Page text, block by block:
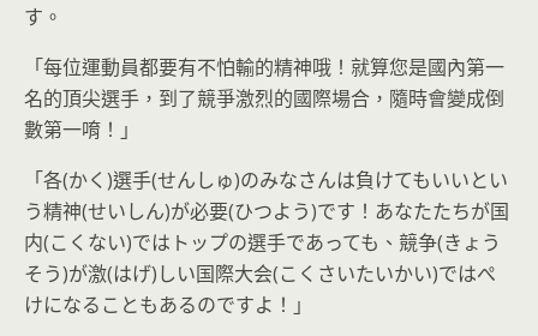
す。
「每位運動員都要有不怕輸的精神哦！就算您是國內第一
名的頂尖選手，到了競爭激烈的國際場合，隨時會變成倒
數第一唷！」
「各(かく)選手(せんしゅ)のみなさんは負けてもいいとい
う精神(せいしん)が必要(ひつよう)です！あなたたちが国
内(こくない)ではトップの選手であっても、競争(きょう
そう)が激(はげ)しい国際大会(こくさいたいかい)ではぺ
けになることもあるのですよ！」